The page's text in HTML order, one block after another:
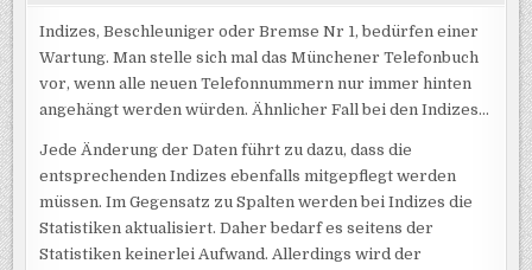
INDEX
–
VERWALTUNG
DER
INDIZES
DURCH
Indizes, Beschleuniger oder Bremse Nr 1, bedürfen einer
Wartung. Man stelle sich mal das Münchener Telefonbuch
vor, wenn alle neuen Telefonnummern nur immer hinten
angehängt werden würden. Ähnlicher Fall bei den Indizes…
Jede Änderung der Daten führt zu dazu, dass die
entsprechenden Indizes ebenfalls mitgepflegt werden
müssen. Im Gegensatz zu Spalten werden bei Indizes die
Statistiken aktualisiert. Daher bedarf es seitens der
Statistiken keinerlei Aufwand. Allerdings wird der